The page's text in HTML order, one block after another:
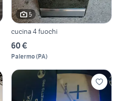
5
cucina 4 fuochi
60 €
Palermo(PA)